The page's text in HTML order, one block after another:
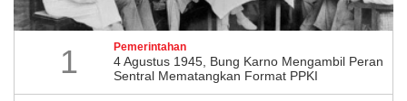
1 Pemerintahan
4 Agustus 1945, Bung Karno Mengambil Peran
Sentral Mematangkan Format PPKI